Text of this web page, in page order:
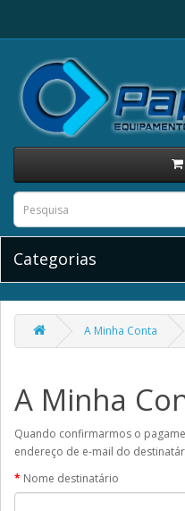
Categorias
A Minha Conta
A Minha
Quando confirmarmos o
endereço de e-mail do
Nome destinatário